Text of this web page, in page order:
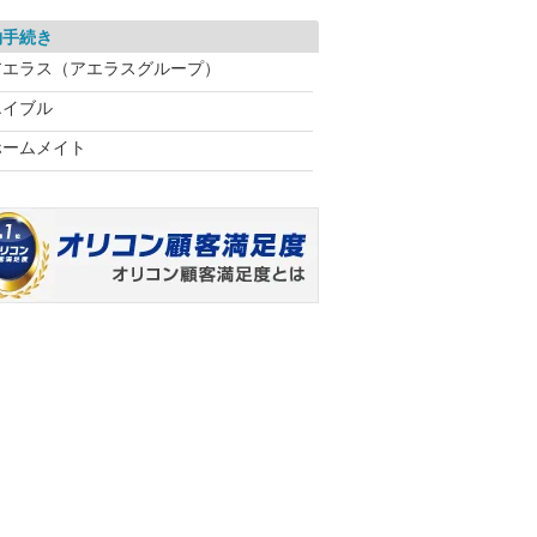
続き
ラス（アエラスグループ）
ブル
ムメイト